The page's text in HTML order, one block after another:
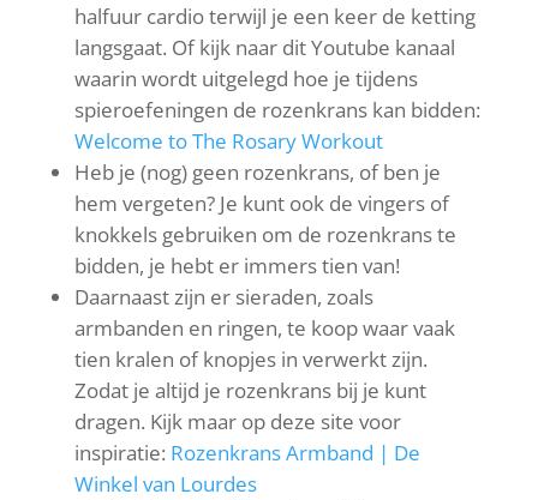
halfuur cardio terwijl je een keer de ketting
langsgaat. Of kijk naar dit Youtube kanaal
waarin wordt uitgelegd hoe je tijdens
spieroefeningen de rozenkrans kan bidden:
Welcome to The Rosary Workout
Heb je (nog) geen rozenkrans, of ben je
hem vergeten? Je kunt ook de vingers of
knokkels gebruiken om de rozenkrans te
bidden, je hebt er immers tien van!
Daarnaast zijn er sieraden, zoals
armbanden en ringen, te koop waar vaak
tien kralen of knopjes in verwerkt zijn.
Zodat je altijd je rozenkrans bij je kunt
dragen. Kijk maar op deze site voor
inspiratie: Rozenkrans Armband | De
Winkel van Lourdes